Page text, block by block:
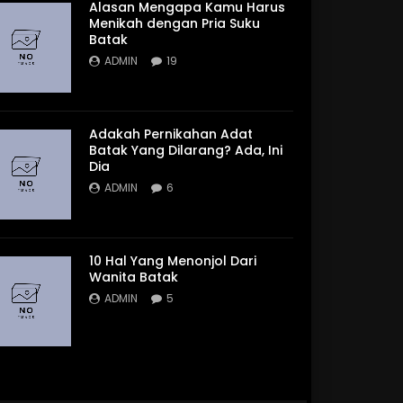
Alasan Mengapa Kamu Harus
Menikah dengan Pria Suku
Batak
ADMIN 19
Adakah Pernikahan Adat
Batak Yang Dilarang? Ada, Ini
Dia
ADMIN 6
10 Hal Yang Menonjol Dari
Wanita Batak
ADMIN 5